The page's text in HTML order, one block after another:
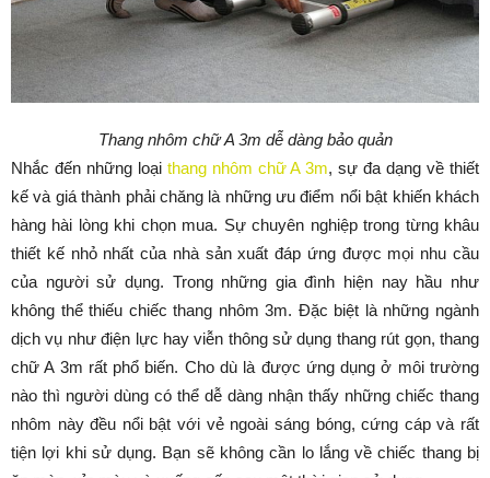
Thang nhôm chữ A 3m dễ dàng bảo quản
Nhắc đến những loại thang nhôm chữ A 3m, sự đa dạng về thiết
kế và giá thành phải chăng là những ưu điểm nổi bật khiến khách
hàng hài lòng khi chọn mua. Sự chuyên nghiệp trong từng khâu
thiết kế nhỏ nhất của nhà sản xuất đáp ứng được mọi nhu cầu
của người sử dụng. Trong những gia đình hiện nay hầu như
không thể thiếu chiếc thang nhôm 3m. Đặc biệt là những ngành
dịch vụ như điện lực hay viễn thông sử dụng thang rút gọn, thang
chữ A 3m rất phổ biến. Cho dù là được ứng dụng ở môi trường
nào thì người dùng có thể dễ dàng nhận thấy những chiếc thang
nhôm này đều nổi bật với vẻ ngoài sáng bóng, cứng cáp và rất
tiện lợi khi sử dụng. Bạn sẽ không cần lo lắng về chiếc thang bị